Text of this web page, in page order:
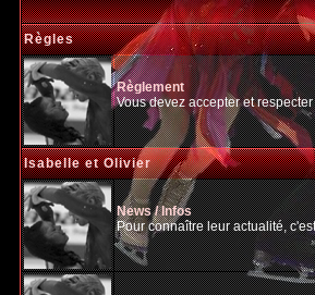
Règles
Règlement
Vous devez accepter et
Isabelle et Olivier
News / Infos
Pour connaître leur actualité,